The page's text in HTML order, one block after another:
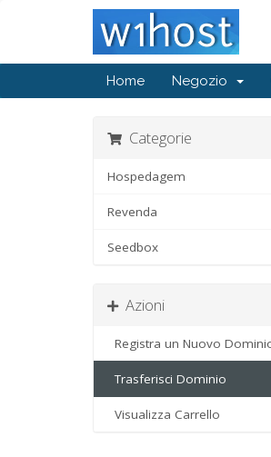
Home Negozio
Categorie
Hospedagem
Revenda
Seedbox
Azioni
Registra un Nuovo
Trasferisci Dominio
Visualizza Carrello